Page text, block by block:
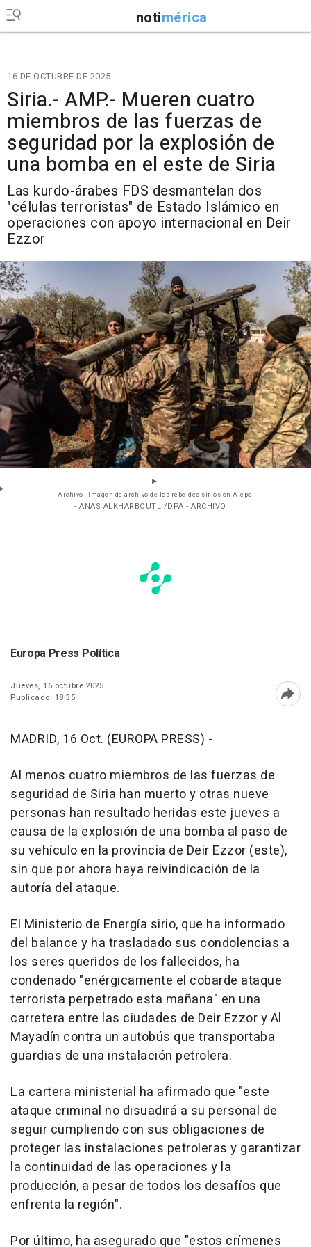
notimérica
16 DE OCTUBRE DE 2025
Siria.- AMP.- Mueren cuatro
miembros de las fuerzas de
seguridad por la explosión de
una bomba en el este de Siria
Las kurdo-árabes FDS desmantelan dos
"células terroristas" de Estado Islámico en
operaciones con apoyo internacional en Deir
Ezzor
Archivo - Imagen de archivo de los rebeldes sirios en Alepo.
- ANAS ALKHARBOUTLI/DPA - ARCHIVO
Europa Press Política
Jueves, 16 octubre 2025
Publicado: 18:35
MADRID, 16 Oct. (EUROPA PRESS) -
Al menos cuatro miembros de las fuerzas de
seguridad de Siria han muerto y otras nueve
personas han resultado heridas este jueves a
causa de la explosión de una bomba al paso de
su vehículo en la provincia de Deir Ezzor (este),
sin que por ahora haya reivindicación de la
autoría del ataque.
El Ministerio de Energía sirio, que ha informado
del balance y ha trasladado sus condolencias a
los seres queridos de los fallecidos, ha
condenado "enérgicamente el cobarde ataque
terrorista perpetrado esta mañana" en una
carretera entre las ciudades de Deir Ezzor y Al
Mayadín contra un autobús que transportaba
guardias de una instalación petrolera.
La cartera ministerial ha afirmado que "este
ataque criminal no disuadirá a su personal de
seguir cumpliendo con sus obligaciones de
proteger las instalaciones petroleras y garantizar
la continuidad de las operaciones y la
producción, a pesar de todos los desafíos que
enfrenta la región".
Por último, ha asegurado que "estos crímenes